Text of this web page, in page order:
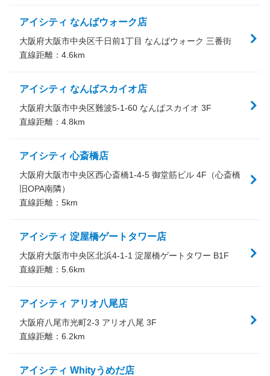
アイシティ なんばウォーク店
大阪府大阪市中央区千日前1丁目 なんばウォーク 三番街
直線距離： 4.6km
アイシティ なんばスカイオ店
大阪府大阪市中央区難波5-1-60 なんばスカイオ 3F
直線距離： 4.8km
アイシティ 心斎橋店
大阪府大阪市中央区西心斎橋1-4-5 御堂筋ビル 4F（心斎橋
旧OPA南隣）
直線距離： 5km
アイシティ 淀屋橋ゲートタワー店
大阪府大阪市中央区北浜4-1-1 淀屋橋ゲートタワー B1F
直線距離： 5.6km
アイシティ アリオ八尾店
大阪府八尾市光町2-3 アリオ八尾 3F
直線距離： 6.2km
アイシティ Whityうめだ店